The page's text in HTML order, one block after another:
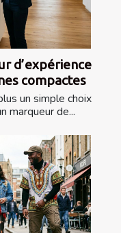
d’expérience
compactes
un simple choix
marqueur de...